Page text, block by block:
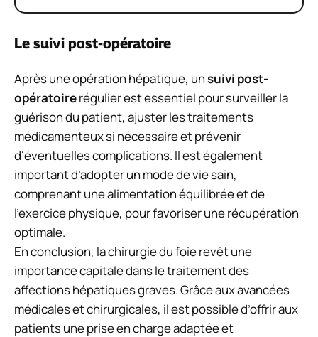
Le suivi post-opératoire
Après une opération hépatique, unsuivi post-
opératoirerégulier est essentiel pour surveiller la
guérison du patient, ajuster les traitements
médicamenteux si nécessaire et prévenir
d’éventuelles complications. Il est également
important d’adopter un mode de vie sain,
comprenant une alimentation équilibrée et de
l’exercice physique, pour favoriser une récupération
optimale.
En conclusion, la chirurgie du foie revêt une
importance capitale dans le traitement des
affections hépatiques graves. Grâce aux avancées
médicales et chirurgicales, il est possible d’offrir aux
patients une prise en charge adaptée et